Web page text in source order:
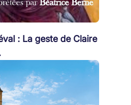
: La geste de Claire